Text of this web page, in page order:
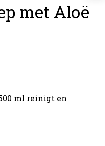
met Aloë
ml reinigt en
is